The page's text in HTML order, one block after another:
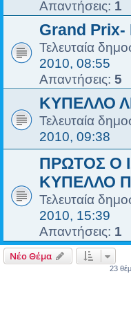
Απαντήσεις: 1
Grand Prix-
Τελευταία
2010, 08:55
Απαντήσεις: 5
ΚΥΠΕΛΛΟ
Τελευταία
2010, 09:38
ΠΡΩΤΟΣ Ο
ΚΥΠΕΛΛΟ
Τελευταία
2010, 15:39
Απαντήσεις: 1
Νέο Θέμα
23